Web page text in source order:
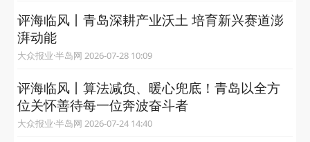
评海临风丨青岛深耕产业沃土 培育新兴赛道澎
湃动能
大众报业·半岛网 2026-07-28 10:09
评海临风丨算法减负、暖心兜底！青岛以全方
位关怀善待每一位奔波奋斗者
大众报业·半岛网 2026-07-24 14:40